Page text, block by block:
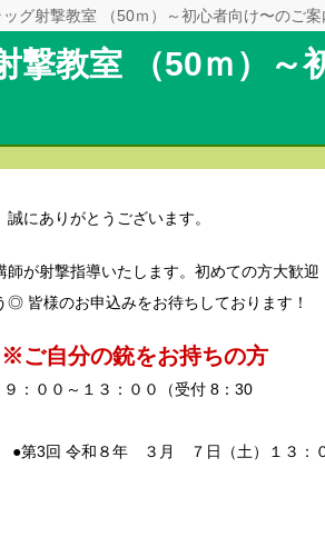
射撃教室 （50ｍ）～初心者向け〜のご案
撃教室 （50ｍ）～
にありがとうございます。
が射撃指導いたします。初めての方大歓
う◎ 皆様のお申込みをお待ちしてお
※ご自分の銃をお持ちの方
：００～１３：００（受付 8：30
日（土）１３：００～１７